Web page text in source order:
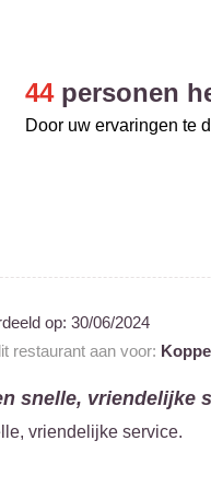
44personen
Door uw ervaringen te
op: 30/06/2024
restaurant aan voor:
snelle, vriendelijke
vriendelijke service.